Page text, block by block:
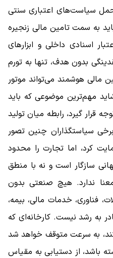
سیاست‌های اعتباری سنتی
باید به سمت تامین مالی زنجیره
اسنادی داخلی و ابزارهای
بدون هدف، تنها به تورم
مالی هوشمند می‌تواند موتور
مهم‌ترین موضوعی که باید
قرار گیرد، رابطه میان تولید
سیاستگذاران چنین تصور
کرد، اما تجارت را محدود
سازگار است و نه با منطق
ندارد. هیچ صنعتی بدون
فناوری، خدمات مالی، بیمه،
به رشد نیست. کارخانه‌ای که
کند، به سرعت متوقف خواهد شد
باشد، از دستیابی به مقیاس